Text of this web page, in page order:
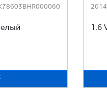
2014
1.6